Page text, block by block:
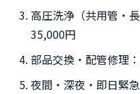
高圧洗浄（共用管・
35,000円
部品交換・配管修理
夜間・深夜・即日緊